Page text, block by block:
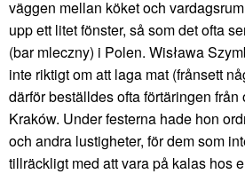
väggen mellan köket och
upp ett litet fönster, så som det ofta
(bar mleczny) i Polen. Wisława
inte riktigt om att laga mat (frånsett
därför beställdes ofta förtäringen
Kraków. Under festerna hade hon
och andra lustigheter, för dem som
tillräckligt med att vara på kalas hos